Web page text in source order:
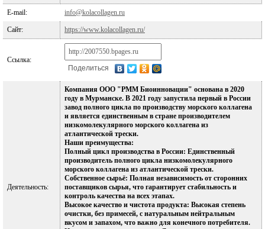
E-mail: info@kolacollagen.ru
Сайт: https://www.kolacollagen.ru/
Ссылка:
Поделиться
Деятельность:
Компания ООО "РММ Биоинновации" основана в 2020
году в Мурманске. В 2021 году запустила первый в России
завод полного цикла по производству морского коллагена
и является единственным в стране производителем
низкомолекулярного морского коллагена из
атлантической трески.
Наши преимущества:
Полный цикл производства в России: Единственный
производитель полного цикла низкомолекулярного
морского коллагена из атлантической трески.
Собственное сырьё: Полная независимость от сторонних
поставщиков сырья, что гарантирует стабильность и
контроль качества на всех этапах.
Высокое качество и чистота продукта: Высокая степень
очистки, без примесей, с натуральным нейтральным
вкусом и запахом, что важно для конечного потребителя.